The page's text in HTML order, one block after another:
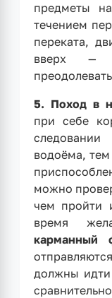
предметы
течением
переката,
вверх —
5. Поход в
при себе
следовании
водоёма,
можно
чем пройти
время
карманный
должны идти